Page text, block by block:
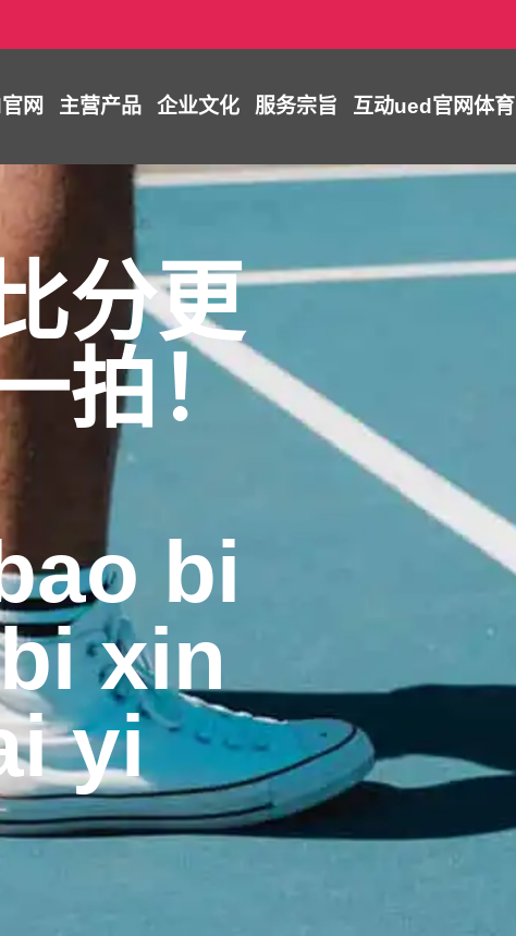
网 主营产品 企业文化 服务宗旨 互动ued官网体育
分更
拍！
bi
xin
yi